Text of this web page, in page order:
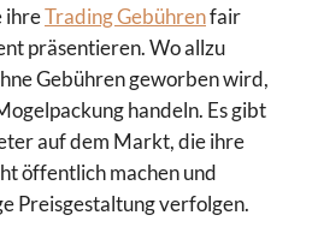
ihreTrading Gebührenfair
präsentieren. Wo allzu
Gebühren geworben wird,
handeln. Es gibt
auf dem Markt, die ihre
öffentlich machen und
Preisgestaltung verfolgen.